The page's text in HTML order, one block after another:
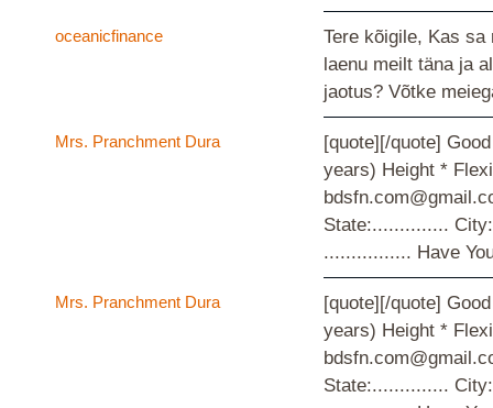
oceanicfinance
Tere kõigile, Kas
laenu meilt täna ja
jaotus? Võtke
Mrs. Pranchment Dura
[quote][/quote]
years) Height *
State:..............
................ Have
Mrs. Pranchment Dura [quote][/quote] Good Day Dear Loan Seeker, Do you need an urgent financial credit *? * Very fast and direct transfer to your bank account * Repayment starts eight months after you get the money bank account * Low interest rate of 1% * Long-term repayment (1-30 years) Height * Flexible **then monthly payment *. How long will it be financed? After submitting the application ** You can expect a preliminary answer less than 24 hours funding in 72-96 hours after receiving the information they need yours. Contact Email : bdsfn.com@gmail.com Contact Email : anatiliatextileltd@gmail.com Mrs. Pranchment Dura If you are interested contact us via: bdsfn.com@gmail.com and fill out